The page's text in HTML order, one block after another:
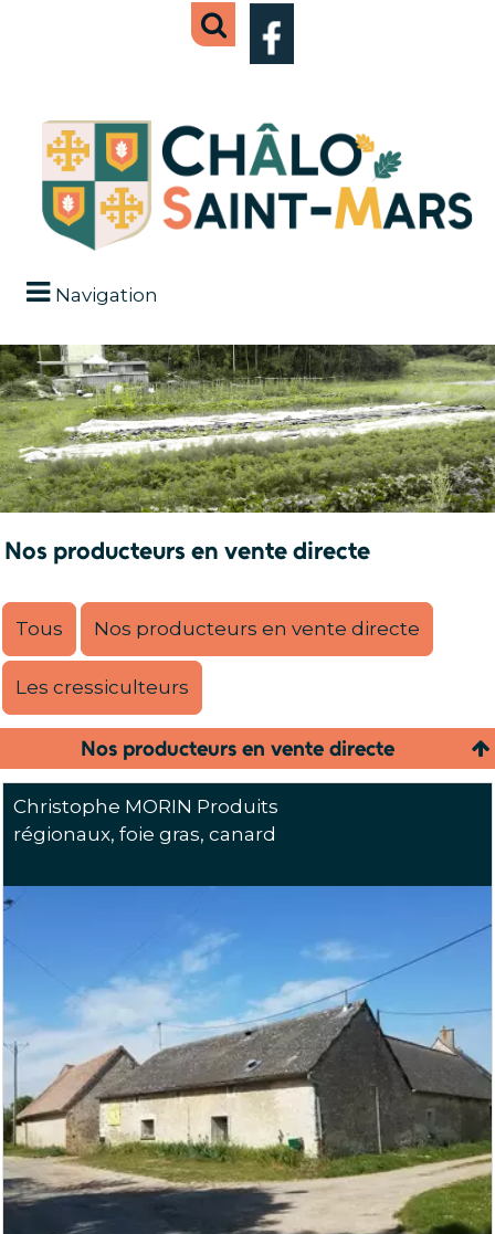
Navigation
Nos producteurs en vente directe
Tous Nos producteurs en vente directe
Les cressiculteurs
Nos producteurs en vente directe
Christophe MORIN Produits
régionaux, foie gras, canard